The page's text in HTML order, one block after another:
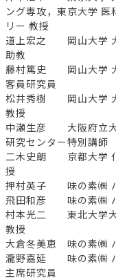
ング専攻，東京大学
リー 教授
道上宏之 岡山大学 大
助教
藤村篤史 岡山大学 大
客員研究員
松井秀樹 岡山大学 大
教授
中瀬生彦 大阪府立大
研究センター特別講師
二木史朗 京都大学 化
授
押村英子 味の素㈱
飛田和彦 味の素㈱ バ
村本光二 東北大学大
教授
大倉冬美恵 味の素㈱
瀧野嘉延 味の素㈱ バ
主席研究員